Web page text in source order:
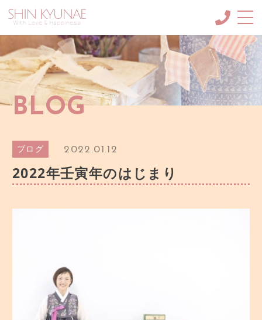
About me
申絹愛（しんきょね）について
MC・ナレーション
メニュー/料金など
韓国語講座＆韓紙工芸講座
Blog
ブログ
ギャラリー
教室へのアクセス
BLOG
ブログ 2022.01.12
2022年壬寅年のはじまり